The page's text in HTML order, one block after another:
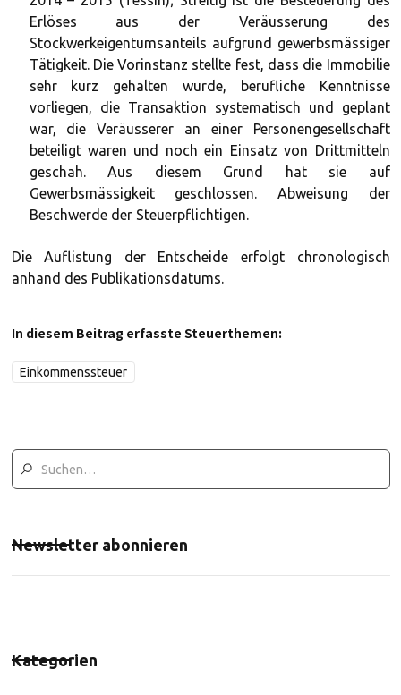
Erlöses aus der Veräusserung des
Stockwerkeigentumsanteils aufgrund gewerbsmässiger
Tätigkeit. Die Vorinstanz stellte fest, dass die Immobilie
sehr kurz gehalten wurde, berufliche Kenntnisse
vorliegen, die Transaktion systematisch und geplant
war, die Veräusserer an einer Personengesellschaft
beteiligt waren und noch ein Einsatz von Drittmitteln
geschah. Aus diesem Grund hat sie auf
Gewerbsmässigkeit geschlossen. Abweisung der
Beschwerde der Steuerpflichtigen.
Die Auflistung der Entscheide erfolgt chronologisch
anhand des Publikationsdatums.
In diesem Beitrag erfasste Steuerthemen:
Einkommenssteuer
Newsletter abonnieren
Kategorien